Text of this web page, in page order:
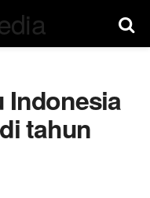
Indonesia
tahun